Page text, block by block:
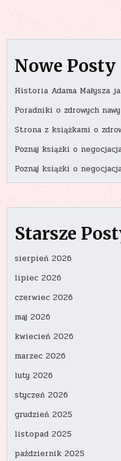
Nowe Posty
Historia Adama Małysza
Poradniki o zdrowych
Strona z książkami o
Poznaj książki o
Poznaj książki o
Starsze
sierpień 2026
lipiec 2026
czerwiec 2026
maj 2026
kwiecień 2026
marzec 2026
luty 2026
styczeń 2026
grudzień 2025
listopad 2025
październik 2025